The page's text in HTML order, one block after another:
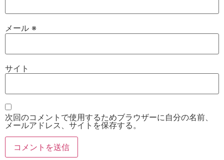
メール ※
サイト
次回のコメントで使用するためブラウザーに自分の名前、
メールアドレス、サイトを保存する。